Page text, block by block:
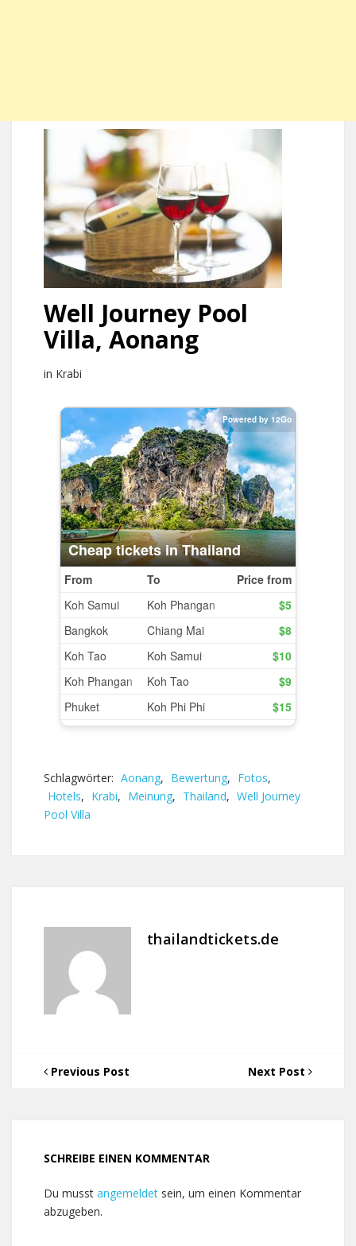
Well Journey Pool
Villa, Aonang
in Krabi
Schlagwörter: Aonang, Bewertung, Fotos,
Hotels, Krabi, Meinung, Thailand, Well Journey
Pool Villa
thailandtickets.de
Previous Post Next Post
SCHREIBE EINEN KOMMENTAR
Du musst angemeldet sein, um einen Kommentar
abzugeben.